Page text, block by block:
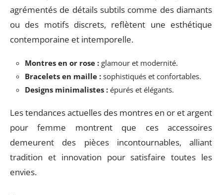
agrémentés de détails subtils comme des diamants
ou des motifs discrets, reflètent une esthétique
contemporaine et intemporelle.
Montres en or rose : glamour et modernité.
Bracelets en maille : sophistiqués et confortables.
Designs minimalistes : épurés et élégants.
Les tendances actuelles des montres en or et argent
pour femme montrent que ces accessoires
demeurent des pièces incontournables, alliant
tradition et innovation pour satisfaire toutes les
envies.